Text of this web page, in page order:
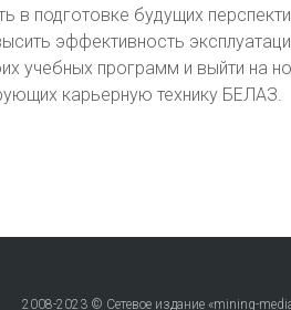
в подготовке будущих
эффективность
учебных программ и выйти на
карьерную технику БЕЛАЗ.
2008-2023 © Сетевое издание «mining-